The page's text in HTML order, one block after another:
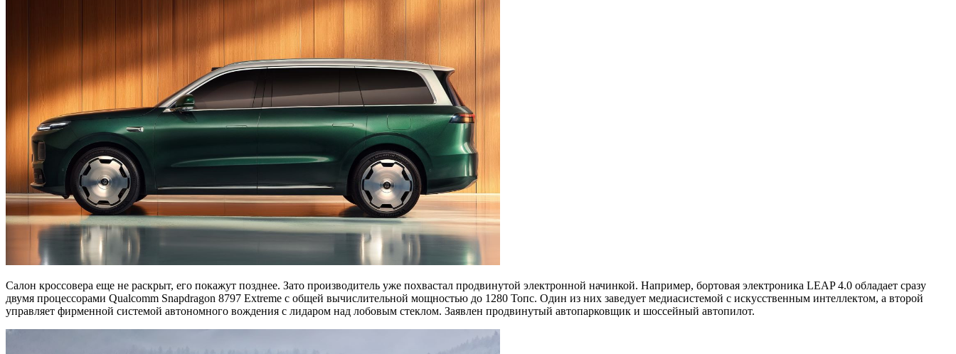
Салон кроссовера еще не раскрыт, его покажут позднее. Зато производитель уже похвастал продвинутой электронной начинкой. Например, бортовая электроника LEAP 4.0 обладает сразу
двумя процессорами Qualcomm Snapdragon 8797 Extreme с общей вычислительной мощностью до 1280 Топс. Один из них заведует медиасистемой с искусственным интеллектом, а второй
управляет фирменной системой автономного вождения с лидаром над лобовым стеклом. Заявлен продвинутый автопарковщик и шоссейный автопилот.